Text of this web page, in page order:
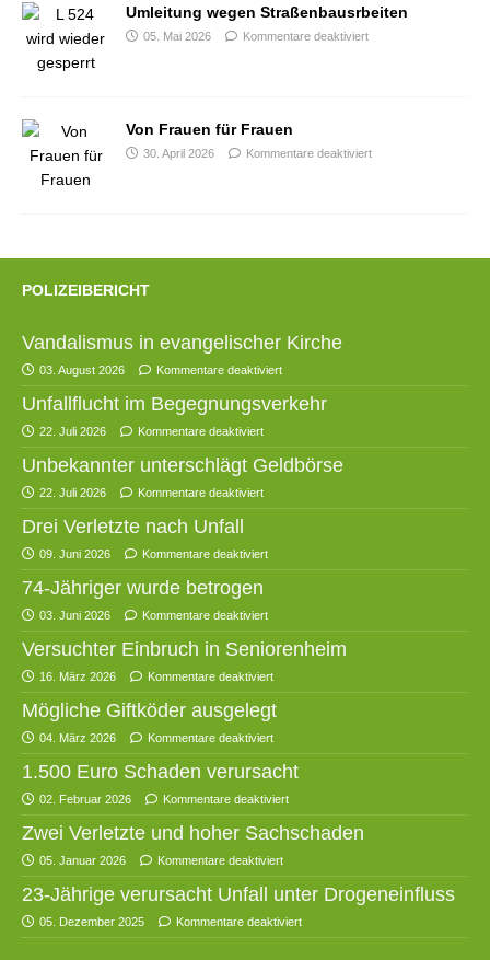
Umleitung wegen Straßenbausrbeiten
05. Mai 2026 Kommentare deaktiviert
Von Frauen für Frauen
30. April 2026 Kommentare deaktiviert
POLIZEIBERICHT
Vandalismus in evangelischer Kirche
03. August 2026 Kommentare deaktiviert
Unfallflucht im Begegnungsverkehr
22. Juli 2026 Kommentare deaktiviert
Unbekannter unterschlägt Geldbörse
22. Juli 2026 Kommentare deaktiviert
Drei Verletzte nach Unfall
09. Juni 2026 Kommentare deaktiviert
74-Jähriger wurde betrogen
03. Juni 2026 Kommentare deaktiviert
Versuchter Einbruch in Seniorenheim
16. März 2026 Kommentare deaktiviert
Mögliche Giftköder ausgelegt
04. März 2026 Kommentare deaktiviert
1.500 Euro Schaden verursacht
02. Februar 2026 Kommentare deaktiviert
Zwei Verletzte und hoher Sachschaden
05. Januar 2026 Kommentare deaktiviert
23-Jährige verursacht Unfall unter Drogeneinfluss
05. Dezember 2025 Kommentare deaktiviert